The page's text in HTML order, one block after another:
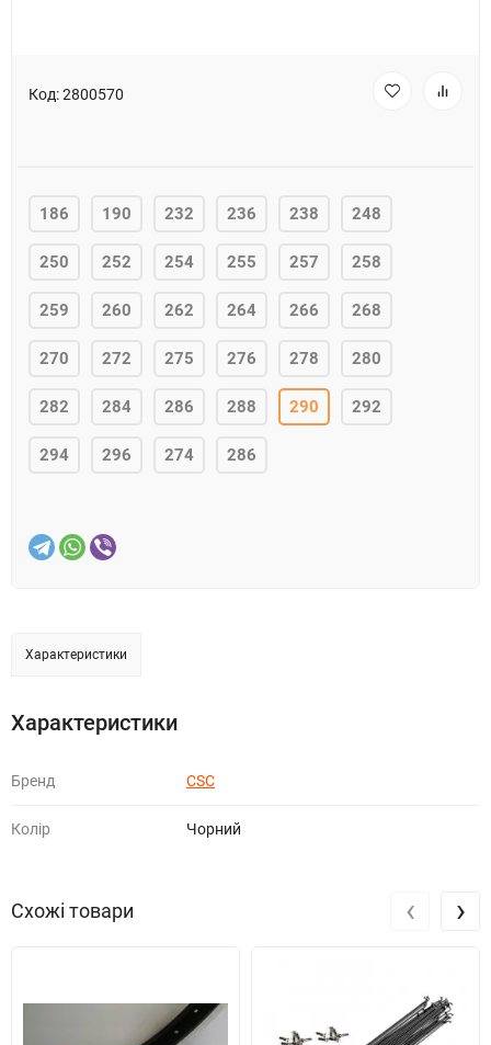
Код:2800570
186 190 232 236 238 248
250 252 254 255 257 258
259 260 262 264 266 268
270 272 275 276 278 280
282 284 286 288 290 292
294 296 274 286
Характеристики
Характеристики
Бренд CSC
Колір Чорний
Схожі товари ‹ ›